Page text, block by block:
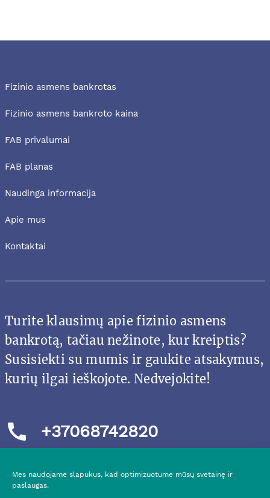
Mes naudojame slapukus, kad optimizuotume mūsų svetainę ir
paslaugas.
Fizinio asmens bankrotas
Fizinio asmens bankroto kaina
FAB privalumai
FAB planas
Naudinga informacija
Apie mus
Kontaktai
Turite klausimų apie fizinio asmens
bankrotą, tačiau nežinote, kur kreiptis?
Susisiekti su mumis ir gaukite atsakymus,
kurių ilgai ieškojote. Nedvejokite!
+37068742820